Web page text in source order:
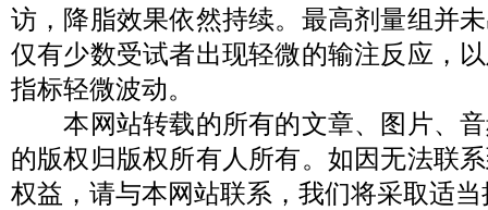
访，降脂效果依然持续。最高剂量组并
仅有少数受试者出现轻微的输注反应，
指标轻微波动。
本网站转载的所有的文章、图片、音
的版权归版权所有人所有。如因无法联
权益，请与本网站联系，我们将采取适